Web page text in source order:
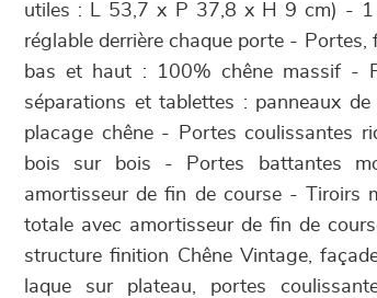
utiles : L 53,7 x P 37,8 x H 9 cm) -
réglable derrière chaque porte - Portes,
bas et haut : 100% chêne massif -
séparations et tablettes : panneaux
placage chêne - Portes coulissantes
bois sur bois - Portes battantes
amortisseur de fin de course - Tiroirs
totale avec amortisseur de fin de
structure finition Chêne Vintage,
laque sur plateau, portes